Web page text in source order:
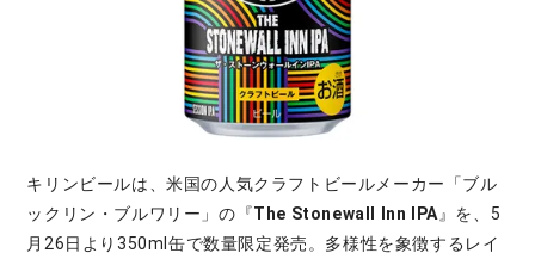
キリンビールは、米国の人気クラフトビールメーカー「ブル
ックリン・ブルワリー」の『The Stonewall Inn IPA 』を、5
月26日より350ml缶で数量限定発売。多様性を象徴するレイ